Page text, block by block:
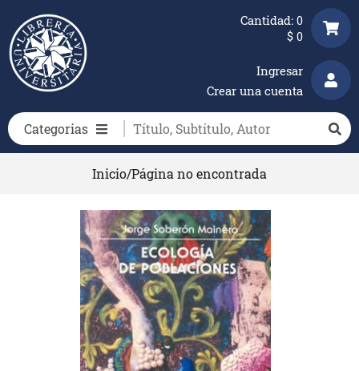
Categorias
Ingresar
Crear una cuenta
Cantidad: 0
$ 0
Inicio/Página no encontrada